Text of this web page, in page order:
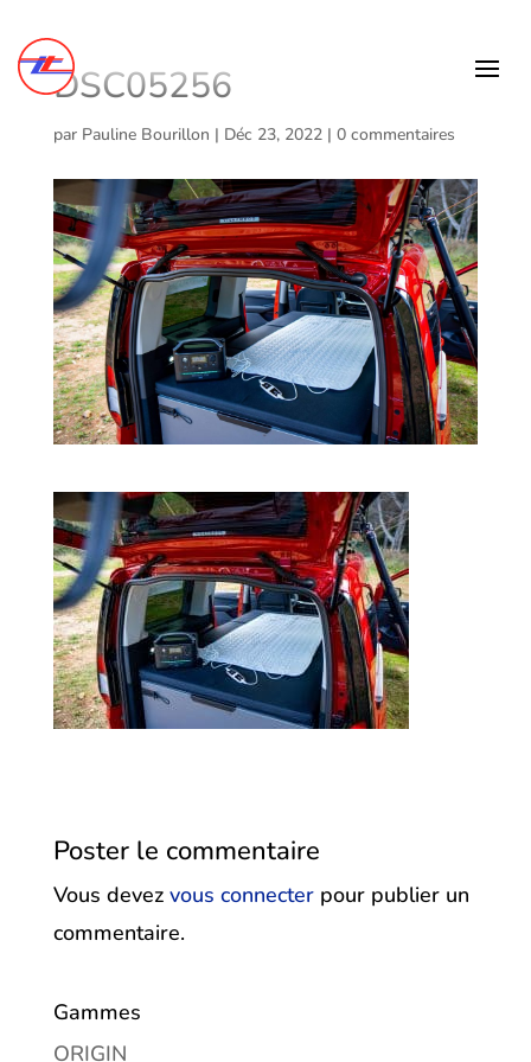
DSC05256
par Pauline Bourillon | Déc 23, 2022| 0 commentaires
Poster le commentaire
Vous devez vous connecterpour publier un
commentaire.
Gammes
ORIGIN